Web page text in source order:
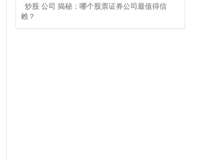
​炒股 公司 揭秘：哪个股票证券公司最值得信
赖？